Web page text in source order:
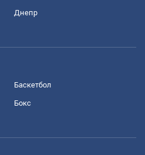
Днепр
Баскетбол
Бокс